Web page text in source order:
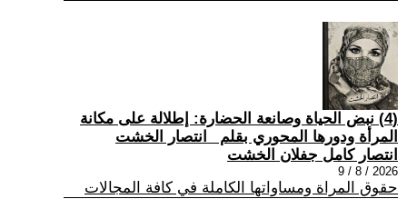
(4) نبض الحياة وصانعة الحضارة: إطلالة على مكانة
المرأة ودورها المحوري بقلم _انتصار الخشت
انتصار كامل جفلان الخشت
2026 / 8 / 9
حقوق المراة ومساواتها الكاملة في كافة المجالات